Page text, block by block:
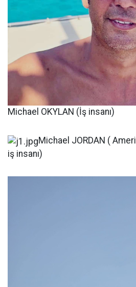
Michael OKYLAN (İş insanı)
Michael JORDAN (
iş insanı)